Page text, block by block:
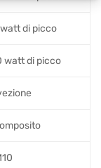
di picco
watt di picco